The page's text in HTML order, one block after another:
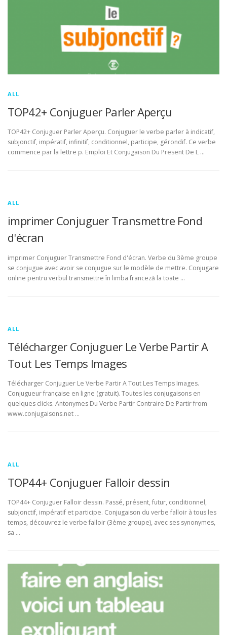
ALL
TOP42+ Conjuguer Parler Aperçu
TOP42+ Conjuguer Parler Aperçu. Conjuguer le verbe parler à indicatif,
subjonctif, impératif, infinitif, conditionnel, participe, gérondif. Ce verbe
commence par la lettre p. Emploi Et Conjugaison Du Present De L …
ALL
imprimer Conjuguer Transmettre Fond
d'écran
imprimer Conjuguer Transmettre Fond d'écran. Verbe du 3ème groupe
se conjugue avec avoir se conjugue sur le modèle de mettre. Conjugare
online pentru verbul transmettre în limba franceză la toate …
ALL
Télécharger Conjuguer Le Verbe Partir A
Tout Les Temps Images
Télécharger Conjuguer Le Verbe Partir A Tout Les Temps Images.
Conjugueur française en ligne (gratuit). Toutes les conjugaisons en
quelques clicks. Antonymes Du Verbe Partir Contraire De Partir from
www.conjugaisons.net …
ALL
TOP44+ Conjuguer Falloir dessin
TOP44+ Conjuguer Falloir dessin. Passé, présent, futur, conditionnel,
subjonctif, impératif et participe. Conjugaison du verbe falloir à tous les
temps, découvrez le verbe falloir (3ème groupe), avec ses synonymes,
sa …